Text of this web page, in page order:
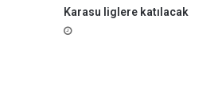
Karasu liglere katılacak